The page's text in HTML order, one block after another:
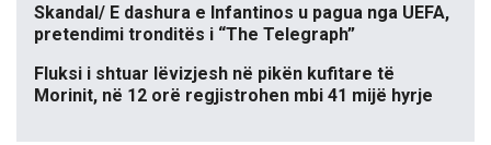
Skandal/ E dashura e Infantinos u pagua nga UEFA,
pretendimi tronditës i “The Telegraph”
Fluksi i shtuar lëvizjesh në pikën kufitare të
Morinit, në 12 orë regjistrohen mbi 41 mijë hyrje